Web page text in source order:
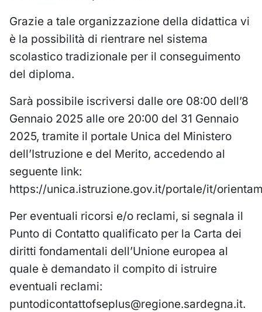
Grazie a tale organizzazione della didattica vi
è la possibilità di rientrare nel sistema
scolastico tradizionale per il conseguimento
del diploma.
Sarà possibile iscriversi dalle ore 08:00 dell’8
Gennaio 2025 alle ore 20:00 del 31 Gennaio
2025, tramite il portale Unica del Ministero
dell’Istruzione e del Merito, accedendo al
seguente link:
https://unica.istruzione.gov.it/portale/it/
Per eventuali ricorsi e/o reclami, si segnala il
Punto di Contatto qualificato per la Carta dei
diritti fondamentali dell’Unione europea al
quale è demandato il compito di istruire
eventuali reclami:
puntodicontattofseplus@regione.sardegna.it.